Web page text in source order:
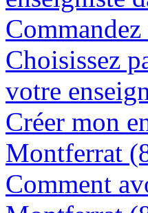
Choisissez
votre
Créer mon
Montferrat
Comment